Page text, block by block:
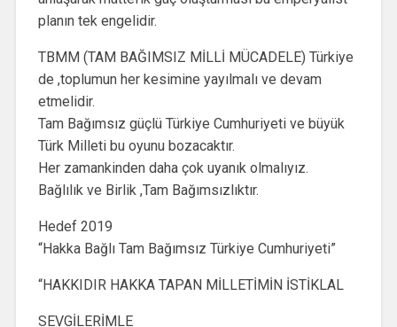
planın tek engelidir.
TBMM (TAM BAĞIMSIZ MİLLİ MÜCADELE) Türkiye
de ,toplumun her kesimine yayılmalı ve devam
etmelidir.
Tam Bağımsız güçlü Türkiye Cumhuriyeti ve büyük
Türk Milleti bu oyunu bozacaktır.
Her zamankinden daha çok uyanık olmalıyız.
Bağlılık ve Birlik ,Tam Bağımsızlıktır.
Hedef 2019
“Hakka Bağlı Tam Bağımsız Türkiye Cumhuriyeti”
“HAKKIDIR HAKKA TAPAN MİLLETİMİN İSTİKLAL
SEVGİLERİMLE